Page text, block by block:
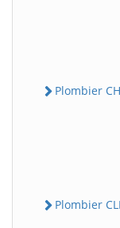
Plombier
Plombier